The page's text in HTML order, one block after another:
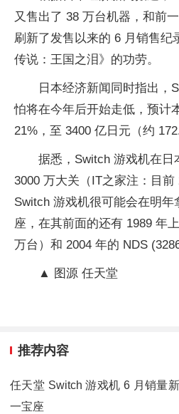
又售出了 38 万台机器，和前
刷新了发售以来的 6 月销售纪
传说：王国之泪》的功劳。
日本经济新闻同时指出，
怕将在今年后开始走低，预计
21%，至 3400 亿日元（约
据悉，Switch 游戏机在日
3000 万大关（IT之家注：目前
Switch 游戏机很可能会在明年
座，在其前面的还有 1989 年
万台）和 2004 年的 NDS
▲ 图源 任天堂
推荐内容
任天堂 Switch 游戏机 6 月销量
一宝座